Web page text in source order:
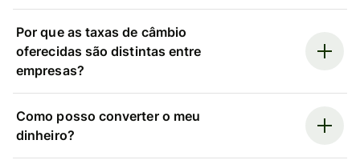
Por que as taxas de câmbio
oferecidas são distintas entre
empresas?
Como posso converter o meu
dinheiro?